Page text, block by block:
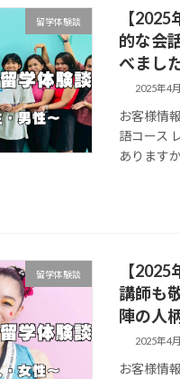
留学体験談
【
的な会
べまし
2025年4
お客様情
語コース
あります
留学体験談
【
講師も
陣の人
2025年4
お客様情